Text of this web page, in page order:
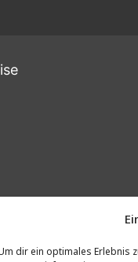
dir ein optimales Erlebnis